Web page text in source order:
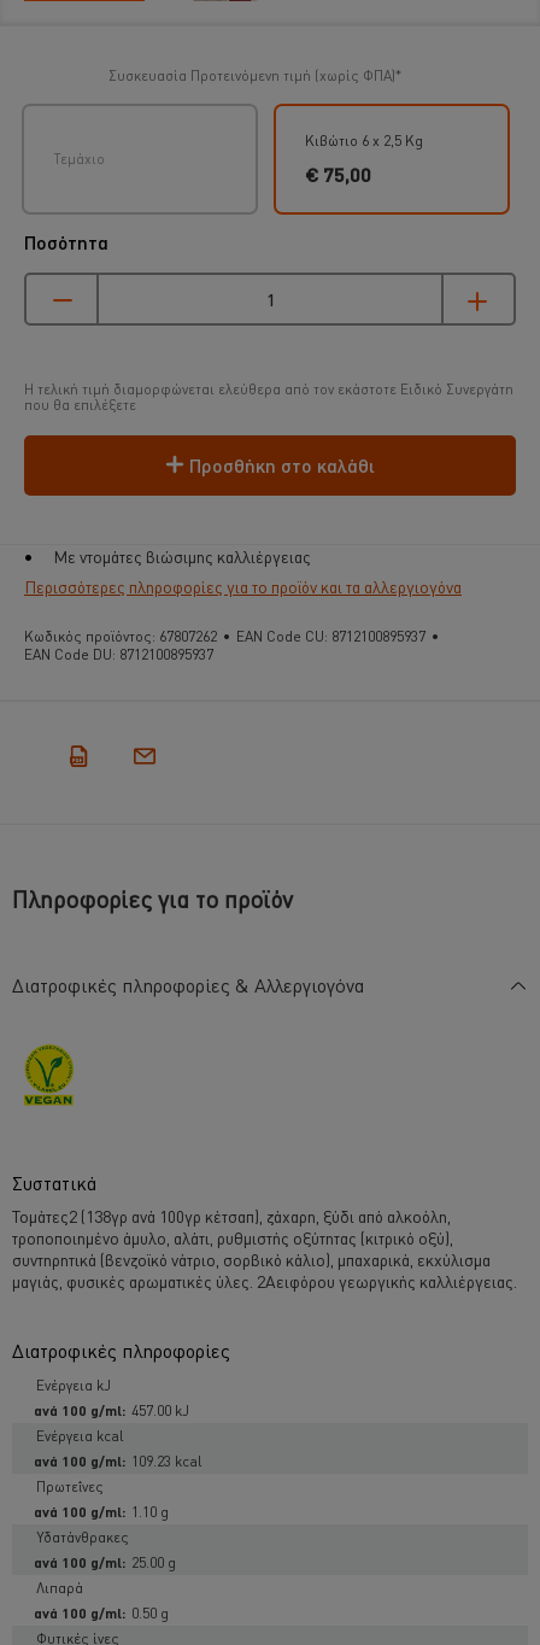
Συσκευασία Προτεινόμενη τιμή (χωρίς ΦΠΑ)*
Ποσότητα
Τεμάχιο
Κιβώτιο 6 x 2,5 Kg
€ 75,00
Η τελική τιμή διαμορφώνεται ελεύθερα από τον εκάστοτε Ειδικό Συνεργάτη
που θα επιλέξετε
Προσθήκη στο καλάθι
Με ντομάτες βιώσιμης καλλιέργειας
Περισσότερες πληροφορίες για το προϊόν και τα αλλεργιογόνα
Κωδικός προϊόντος: 67807262 • EAN Code CU: 8712100895937 •
EAN Code DU: 8712100895937
Πληροφορίες για το προϊόν
Διατροφικές πληροφορίες & Αλλεργιογόνα
Συστατικά
Τομάτες2 (138γρ ανά 100γρ κέτσαπ), ζάχαρη, ξύδι από αλκοόλη,
τροποποιημένο άμυλο, αλάτι, ρυθμιστής οξύτητας (κιτρικό οξύ),
συντηρητικά (βενζοϊκό νάτριο, σορβικό κάλιο), μπαχαρικά, εκχύλισμα
μαγιάς, φυσικές αρωματικές ύλες. 2Αειφόρου γεωργικής καλλιέργειας.
Διατροφικές πληροφορίες
Ενέργεια kJ
457.00 kJ
Ενέργεια kcal
109.23 kcal
Πρωτεΐνες
1.10 g
Υδατάνθρακες
25.00 g
Λιπαρά
0.50 g
Φυτικές ίνες
Χρησιμοποιούμε cookies ( και παρόμοιες τεχνικές)
προκειμένου να βελτιώσουμε την εμπειρία σας στον
κάποιες δυνατότητες ( όπως να αποθηκεύετε επιγραμμικά
το « καλάθι αγορών» σας) την λειτουργία κοινωνικής